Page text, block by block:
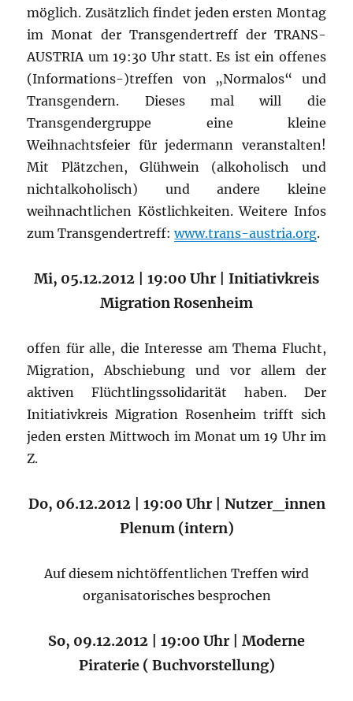
möglich. Zusätzlich findet jeden ersten Montag
im Monat der Transgendertreff der TRANS-
AUSTRIA um 19:30 Uhr statt. Es ist ein offenes
(Informations-)treffen von „Normalos“ und
Transgendern. Dieses mal will die
Transgendergruppe eine kleine
Weihnachtsfeier für jedermann veranstalten!
Mit Plätzchen, Glühwein (alkoholisch und
nichtalkoholisch) und andere kleine
weihnachtlichen Köstlichkeiten. Weitere Infos
zum Transgendertreff:www.trans-austria.org.
Mi, 05.12.2012 | 19:00 Uhr | Initiativkreis
Migration Rosenheim
offen für alle, die Interesse am Thema Flucht,
Migration, Abschiebung und vor allem der
aktiven Flüchtlingssolidarität haben. Der
Initiativkreis Migration Rosenheim trifft sich
jeden ersten Mittwoch im Monat um 19 Uhr im
Z.
Do, 06.12.2012 | 19:00 Uhr | Nutzer_innen
Plenum (intern)
Auf diesem nichtöffentlichen Treffen wird
organisatorisches besprochen
So, 09.12.2012 | 19:00 Uhr | Moderne
Piraterie ( Buchvorstellung)